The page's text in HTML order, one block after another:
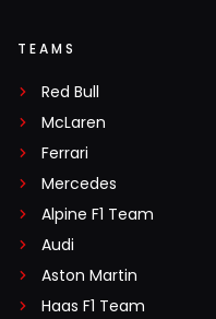
TEAMS
Red Bull
McLaren
Ferrari
Mercedes
Alpine F1 Team
Audi
Aston Martin
Haas F1 Team